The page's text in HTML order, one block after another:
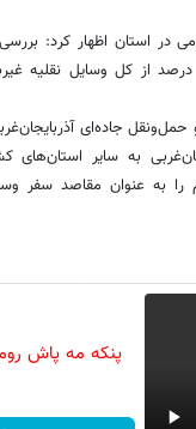
در استان اظهار کرد:
می‌دهد ۵۹ هزار و ۷۲۵ وسیله نقلیه، معادل ۲۲
جاده‌ای
از آذربایجان‌غربی به سایر
را به عنوان مقاصد سفر
پنکه مه پاش